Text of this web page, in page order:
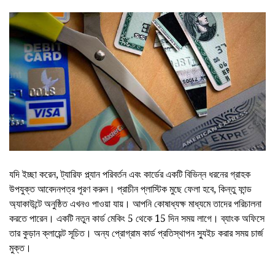
যদি ইচ্ছা করেন, ট্যারিফ প্ল্যান পরিবর্তন এবং কার্ডের একটি বিভিন্ন ধরনের গ্রাহক
উপযুক্ত আবেদনপত্র পূরণ করুন। প্রাচীন প্লাস্টিক মুছে ফেলা হবে, কিন্তু ফান্ড
অ্যাকাউন্টে অনুষ্ঠিত এখনও পাওয়া যায়। আপনি কোষাধ্যক্ষ মাধ্যমে তাদের পরিচালনা
করতে পারেন। একটি নতুন কার্ড মেকিং 5 থেকে 15 দিন সময় লাগে। ব্যাংক অফিসে
তার কুড়ান ক্লায়েন্ট সূচিত। অন্য প্রোগ্রাম কার্ড প্রতিস্থাপন স্যুইচ করার সময় চার্জ
মুক্ত।